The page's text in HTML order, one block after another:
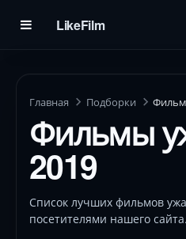
LikeFilm
Главная Подборки
Фильмы
2019
Список лучших фильмов
посетителями нашего сайта.